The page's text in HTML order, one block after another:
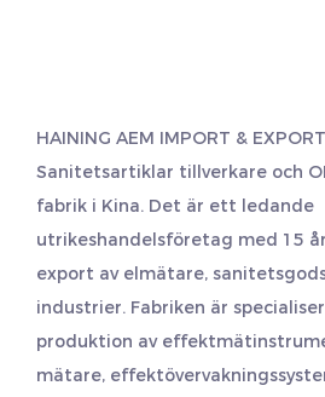
HAINING AEM IMPORT &
Sanitetsartiklar tillverkare och
fabrik i Kina. Det är ett ledande
utrikeshandelsföretag med 15
export av elmätare,
industrier. Fabriken är
produktion av
mätare,